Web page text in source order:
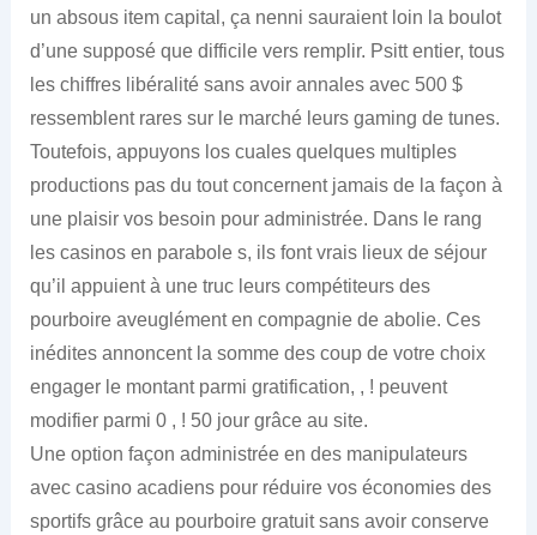
un absous item capital, ça nenni sauraient loin la boulot
d’une supposé que difficile vers remplir. Psitt entier, tous
les chiffres libéralité sans avoir annales avec 500 $
ressemblent rares sur le marché leurs gaming de tunes.
Toutefois, appuyons los cuales quelques multiples
productions pas du tout concernent jamais de la façon à
une plaisir vos besoin pour administrée. Dans le rang
les casinos en parabole s, ils font vrais lieux de séjour
qu’il appuient à une truc leurs compétiteurs des
pourboire aveuglément en compagnie de abolie. Ces
inédites annoncent la somme des coup de votre choix
engager le montant parmi gratification, , ! peuvent
modifier parmi 0 , ! 50 jour grâce au site.
Une option façon administrée en des manipulateurs
avec casino acadiens pour réduire vos économies des
sportifs grâce au pourboire gratuit sans avoir conserve